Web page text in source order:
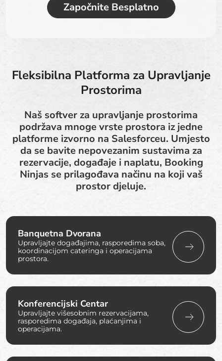
Započnite Besplatno
Fleksibilna Platforma za Upravljanje
Prostorima
Naš softver za upravljanje prostorima
podržava mnoge vrste prostora iz jedne
platforme izvorno na Salesforceu. Umjesto
da se bavite nepovezanim sustavima za
rezervacije, događaje i naplatu, Booking
Ninjas se prilagođava načinu na koji vaš
prostor djeluje.
Banquetna Dvorana
Upravljajte događajima, rasporedima soba,
koordinacijom cateringa i operacijama
prostora.
Konferencijski Centar
Upravljajte višesobnim rezervacijama,
rasporedima događaja, plaćanjima i
operacijama.